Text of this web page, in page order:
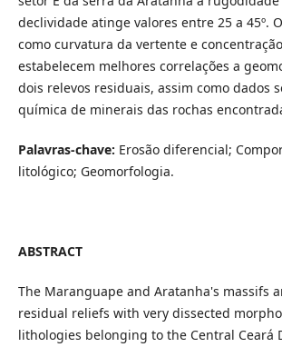
declividade atinge valores entre 25 a 45º.
como curvatura da vertente e
estabelecem melhores correlações a
dois relevos residuais, assim como dados
química de minerais das rochas
Palavras-chave: Erosão diferencial;
litológico; Geomorfologia.
ABSTRACT
The Maranguape and Aratanha's massifs
residual reliefs with very dissected
lithologies belonging to the Central Ceará